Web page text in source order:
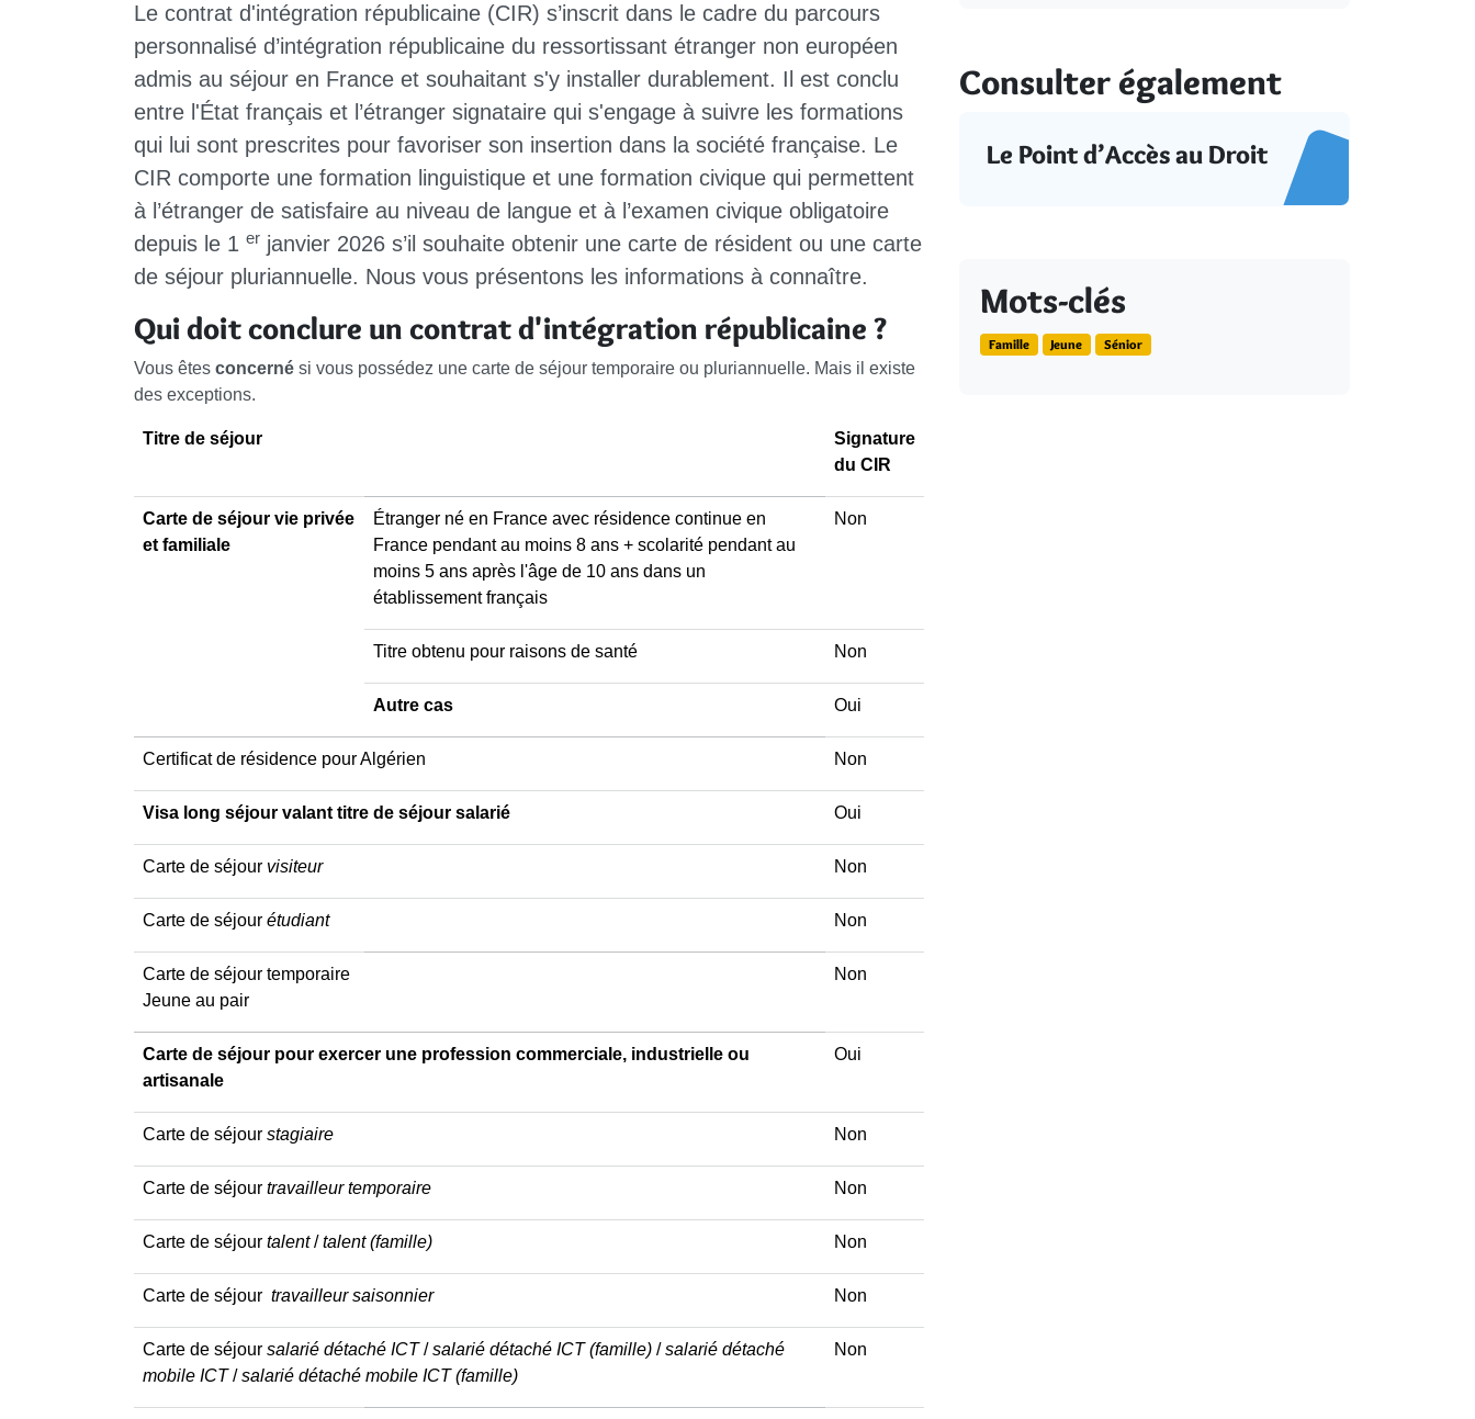
Le contrat d'intégration républicaine (CIR) s’inscrit dans le cadre du parcours
personnalisé d’intégration républicaine du ressortissant étranger non européen
admis au séjour en France et souhaitant s'y installer durablement. Il est conclu
entre l'État français et l’étranger signataire qui s'engage à suivre les formations
qui lui sont prescrites pour favoriser son insertion dans la société française. Le
CIR comporte une formation linguistique et une formation civique qui permettent
à l’étranger de satisfaire au niveau de langue et à l’examen civique obligatoire
depuis le 1 er janvier 2026 s’il souhaite obtenir une carte de résident ou une carte
de séjour pluriannuelle. Nous vous présentons les informations à connaître.
Qui doit conclure un contrat d'intégration républicaine ?
Vous êtes concerné si vous possédez une carte de séjour temporaire ou pluriannuelle. Mais il existe
des exceptions.
Titre de séjour
Signature
du CIR
Carte de séjour vie privée
et familiale
Étranger né en France avec résidence continue en
France pendant au moins 8 ans + scolarité pendant au
moins 5 ans après l'âge de 10 ans dans un
établissement français
Non
Titre obtenu pour raisons de santé Non
Autre cas Oui
Certificat de résidence pour Algérien Non
Visa long séjour valant titre de séjour salarié Oui
Carte de séjour visiteur Non
Carte de séjour étudiant Non
Carte de séjour temporaire
Jeune au pair
Non
Carte de séjour pour exercer une profession commerciale, industrielle ou
artisanale
Oui
Carte de séjour stagiaire Non
Carte de séjour travailleur temporaire Non
Carte de séjour talent / talent (famille) Non
Carte de séjour travailleur saisonnier Non
Carte de séjour salarié détaché ICT / salarié détaché ICT (famille) / salarié détaché
mobile ICT / salarié détaché mobile ICT (famille)
Non
Consulter également
Le Point d’Accès au Droit
Mots-clés
Famille Jeune Sénior